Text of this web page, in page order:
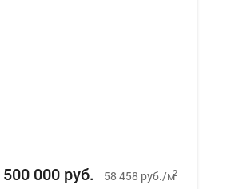
000 руб. 58 458 руб./м2